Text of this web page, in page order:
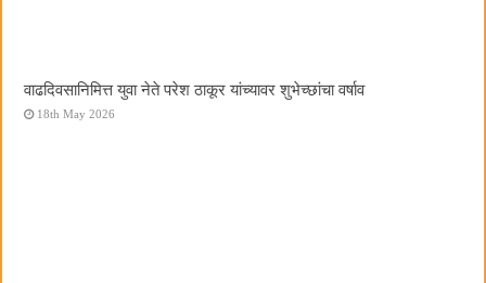
वाढदिवसानिमित्त युवा नेते परेश ठाकूर यांच्यावर शुभेच्छांचा वर्षाव
18th May 2026